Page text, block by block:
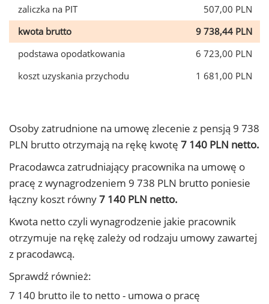
zaliczka na PIT
507,00 PLN
kwota brutto
9 738,44 PLN
podstawa opodatkowania
6 723,00 PLN
koszt uzyskania przychodu
1 681,00 PLN
Osoby zatrudnione na umowę zlecenie z pensją 9 738
PLN brutto otrzymają na rękę kwotę 7 140 PLN netto.
Pracodawca zatrudniający pracownika na umowę o
pracę z wynagrodzeniem 9 738 PLN brutto poniesie
łączny koszt równy7 140 PLN netto.
Kwota netto czyli wynagrodzenie jakie pracownik
otrzymuje na rękę zależy od rodzaju umowy zawartej
z pracodawcą.
Sprawdź również:
7 140 brutto ile to netto - umowa o pracę